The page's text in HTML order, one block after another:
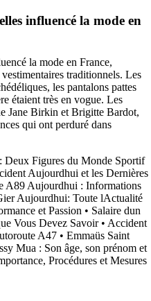
influencé la mode en
la mode en France,
traditionnels. Les
les pantalons pattes
étaient très en vogue. Les
Jane Birkin et Brigitte Bardot,
qui ont perduré dans
Deux Figures du Monde Sportif
Aujourdhui et les Dernières
A89 Aujourdhui : Informations
Aujourdhui: Toute lActualité
et Passion • Salaire dun
Vous Devez Savoir• Accident
A47 • Emmaüs Saint
Mua : Son âge, son prénom et
Procédures et Mesures